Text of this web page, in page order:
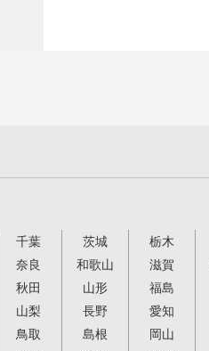
千葉 茨城 栃木
奈良 和歌山 滋賀
秋田 山形 福島
山梨 長野 愛知
鳥取 島根 岡山